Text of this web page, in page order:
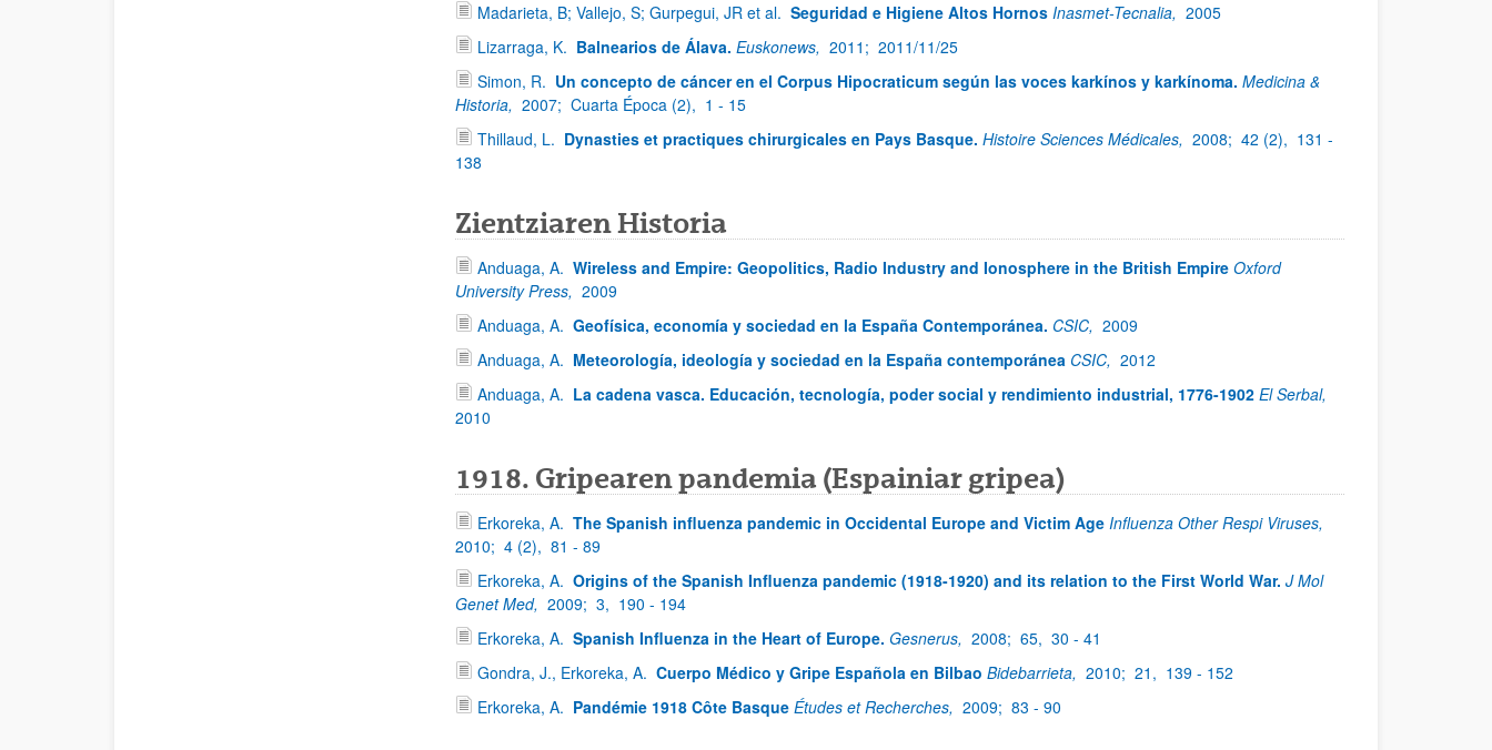
Madarieta, B; Vallejo, S; Gurpegui, JR et al. Seguridad e Higiene Altos Hornos Inasmet-Tecnalia, 2005
Lizarraga, K. Balnearios de Álava. Euskonews, 2011; 2011/11/25
Simon, R. Un concepto de cáncer en el Corpus Hipocraticum según las voces karkínos y karkínoma. Medicina &
Historia, 2007; Cuarta Época (2), 1 - 15
Thillaud, L. Dynasties et practiques chirurgicales en Pays Basque. Histoire Sciences Médicales, 2008; 42 (2), 131 -
138
Zientziaren Historia
Anduaga, A. Wireless and Empire: Geopolitics, Radio Industry and Ionosphere in the British Empire Oxford
University Press, 2009
Anduaga, A. Geofísica, economía y sociedad en la España Contemporánea. CSIC, 2009
Anduaga, A. Meteorología, ideología y sociedad en la España contemporánea CSIC, 2012
Anduaga, A. La cadena vasca. Educación, tecnología, poder social y rendimiento industrial, 1776-1902 El Serbal,
2010
1918. Gripearen pandemia (Espainiar gripea)
Erkoreka, A. The Spanish influenza pandemic in Occidental Europe and Victim Age Influenza Other Respi Viruses,
2010; 4 (2), 81 - 89
Erkoreka, A. Origins of the Spanish Influenza pandemic (1918-1920) and its relation to the First World War. J Mol
Genet Med, 2009; 3, 190 - 194
Erkoreka, A. Spanish Influenza in the Heart of Europe. Gesnerus, 2008; 65, 30 - 41
Gondra, J., Erkoreka, A. Cuerpo Médico y Gripe Española en Bilbao Bidebarrieta, 2010; 21, 139 - 152
Erkoreka, A. Pandémie 1918 Côte Basque Études et Recherches, 2009; 83 - 90